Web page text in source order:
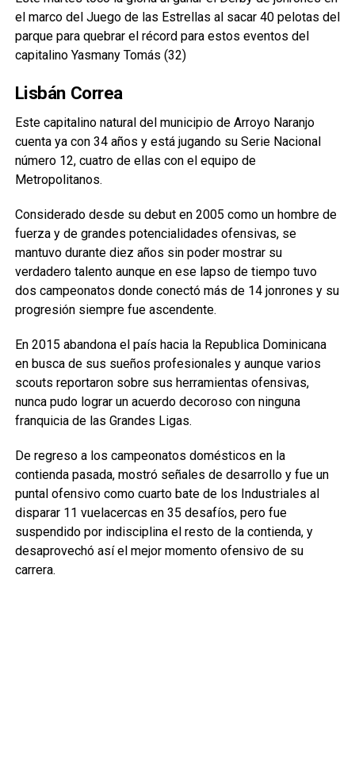
el marco del Juego de las Estrellas al sacar 40 pelotas del
parque para quebrar el récord para estos eventos del
capitalino Yasmany Tomás (32)
Lisbán Correa
Este capitalino natural del municipio de Arroyo Naranjo
cuenta ya con 34 años y está jugando su Serie Nacional
número 12, cuatro de ellas con el equipo de
Metropolitanos.
Considerado desde su debut en 2005 como un hombre de
fuerza y de grandes potencialidades ofensivas, se
mantuvo durante diez años sin poder mostrar su
verdadero talento aunque en ese lapso de tiempo tuvo
dos campeonatos donde conectó más de 14 jonrones y su
progresión siempre fue ascendente.
En 2015 abandona el país hacia la Republica Dominicana
en busca de sus sueños profesionales y aunque varios
scouts reportaron sobre sus herramientas ofensivas,
nunca pudo lograr un acuerdo decoroso con ninguna
franquicia de las Grandes Ligas.
De regreso a los campeonatos domésticos en la
contienda pasada, mostró señales de desarrollo y fue un
puntal ofensivo como cuarto bate de los Industriales al
disparar 11 vuelacercas en 35 desafíos, pero fue
suspendido por indisciplina el resto de la contienda, y
desaprovechó así el mejor momento ofensivo de su
carrera.